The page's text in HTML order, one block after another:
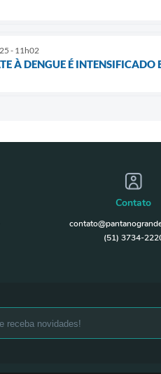
- 11h02
À DENGUE É
Contato
(51) 3734-